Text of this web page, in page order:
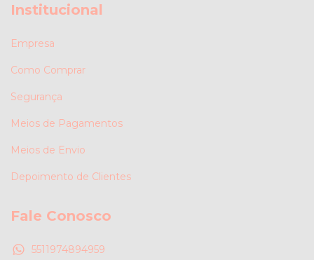
Institucional
Empresa
Como Comprar
Segurança
Meios de Pagamentos
Meios de Envio
Depoimento de Clientes
Fale Conosco
5511974894959